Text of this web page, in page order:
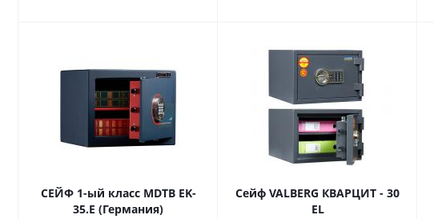
СЕЙФ 1-ый класс MDTB EK-
35.E (Германия)
Сейф VALBERG КВАРЦИТ - 30
EL